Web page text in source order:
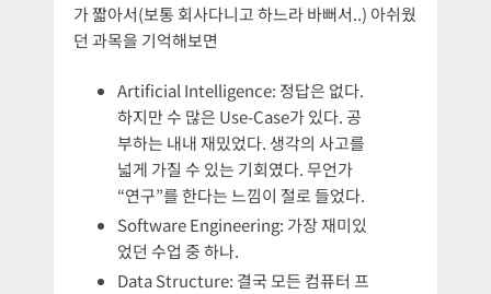
가 짧아서(보통 회사다니고 하느라 바뻐서..) 아쉬웠
던 과목을 기억해보면
Artificial Intelligence: 정답은 없다.
하지만 수 많은 Use-Case가 있다. 공
부하는 내내 재밌었다. 생각의 사고를
넓게 가질 수 있는 기회였다. 무언가
“연구”를 한다는 느낌이 절로 들었다.
Software Engineering: 가장 재미있
었던 수업 중 하나.
Data Structure: 결국 모든 컴퓨터 프